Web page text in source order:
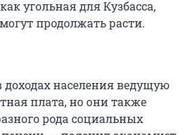
угольная для Кузбасса,
продолжать расти.
доходах населения ведущую
плата, но они также
рода социальных